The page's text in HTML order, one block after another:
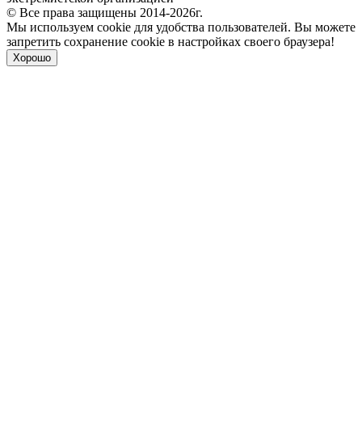
© Все права защищены 2014-2026г.
Мы используем cookie для удобства пользователей. Вы можете
запретить сохранение cookie в настройках своего браузера!
Хорошо